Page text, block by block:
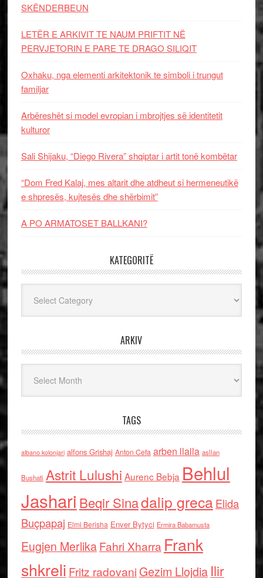
SKËNDERBEUN
LETËR E ARKIVIT TE NAUM PRIFTIT NË
PERVJETORIN E PARE TE DRAGO SILIQIT
Oxhaku, nga elementi arkitektonik te simboli i trungut
familjar
Arbëreshët si model evropian i mbrojtjes së identitetit
kulturor
Sali Shijaku, “Diego Rivera” shqiptar i artit tonë kombëtar
“Dom Fred Kalaj, mes altarit dhe atdheut si hermeneutikë
e shpresës, kujtesës dhe shërbimit”
A PO ARMATOSET BALLKANI?
KATEGORITË
ARKIV
TAGS
albano kolonjari alfons Grishaj Anton Cefa arben llalla asllan
Bushati Astrit Lulushi Aurenc Bebja Behlul
Jashari Beqir Sinadalip grecaElida
Buçpapaj Elmi Berisha Enver Bytyci Ermira Babamusta
Eugjen MerlikaFahri Xharra Frank
shkreli Fritz radovaniGezim Llojdia Ilir